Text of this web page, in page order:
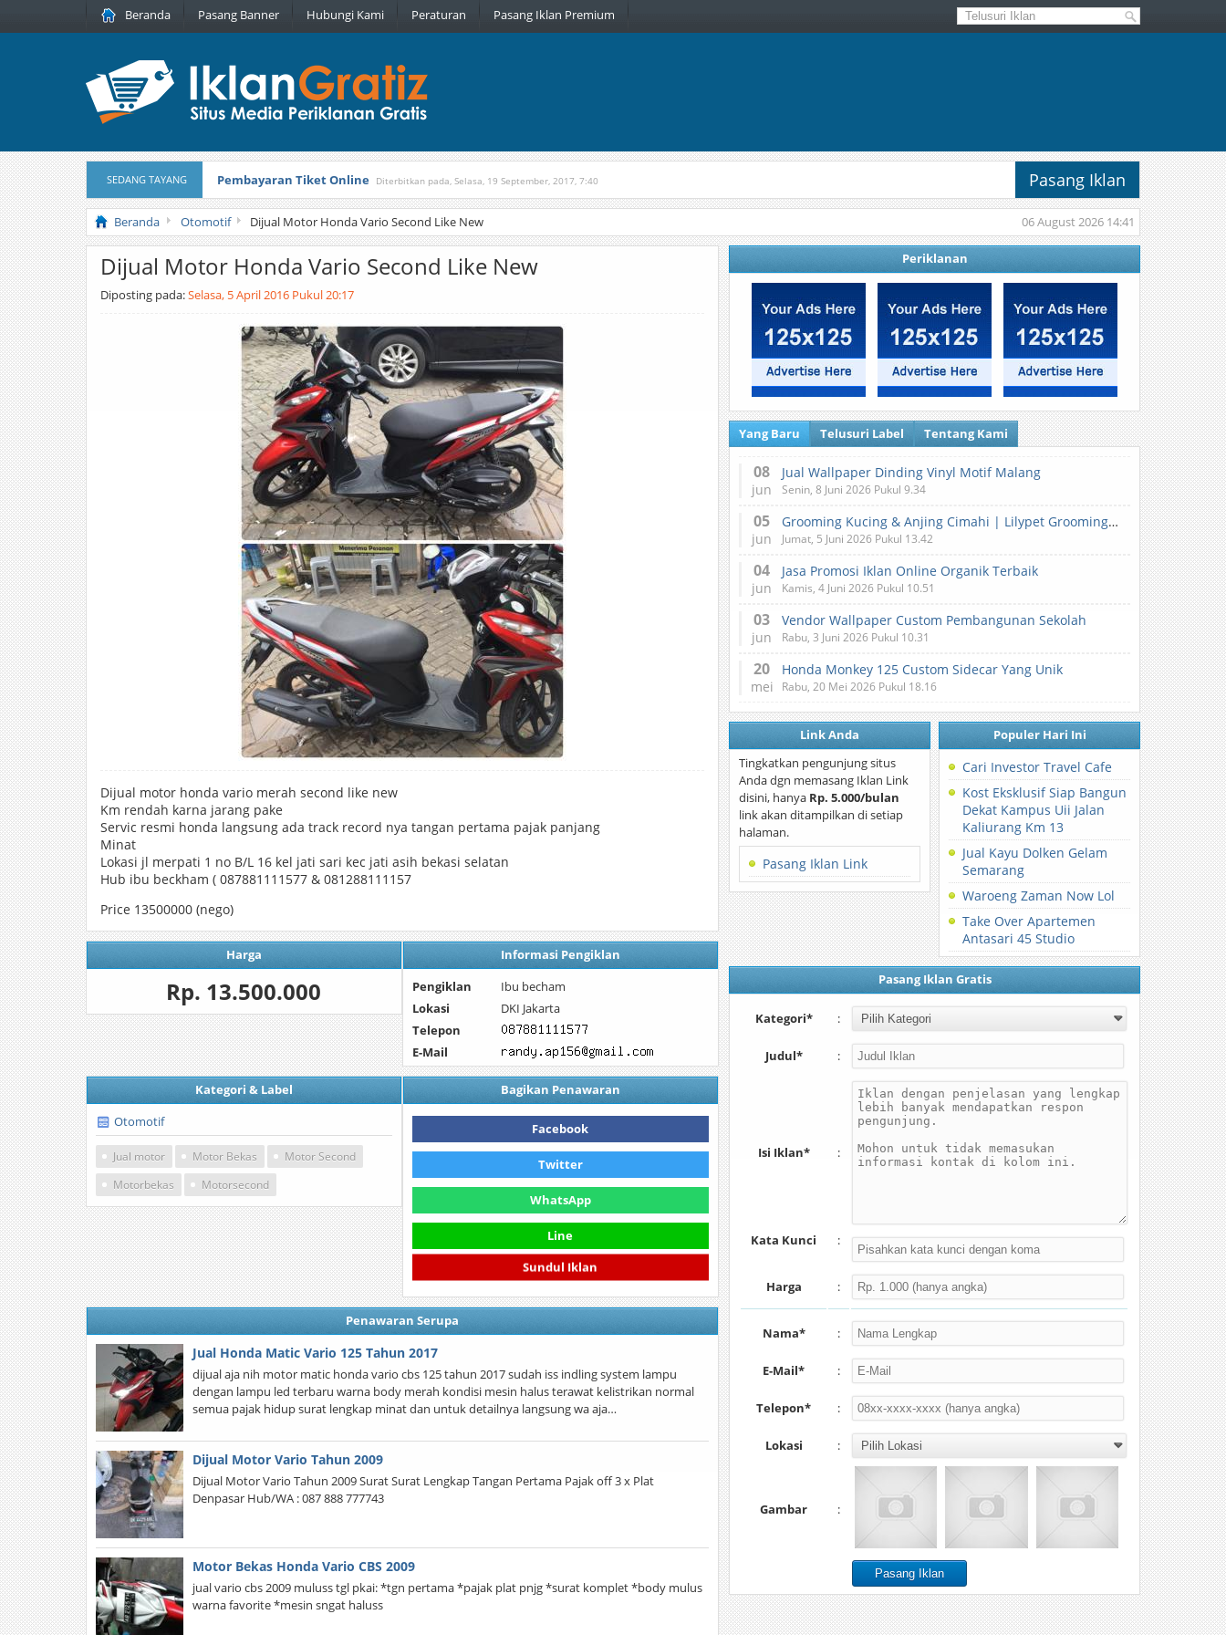
Beranda Pasang Banner Hubungi Kami Peraturan Pasang Iklan Premium
SEDANG TAYANG Pasang Iklan
Pembayaran Tiket Online Diterbitkan pada, Selasa, 19 September, 2017, 7:40
Masker Sprilulina Tiens Diterbitkan pada, Rabu, 6 Januari, 2016, 22:16 06 August 2026 14:41
Beranda Otomotif Dijual Motor Honda Vario Second Like New
Dijual Motor Honda Vario Second Like New
Diposting pada:Selasa, 5 April 2016 Pukul 20:17
Dijual motor honda vario merah second like new
Km rendah karna jarang pake
Servic resmi honda langsung ada track record nya tangan pertama pajak panjang
Minat
Lokasi jl merpati 1 no B/L 16 kel jati sari kec jati asih bekasi selatan
Hub ibu beckham ( 087881111577 & 081288111157
Price 13500000 (nego)
Harga
Rp. 13.500.000
Informasi Pengiklan
Pengiklan
Ibu becham
Lokasi
DKI Jakarta
Telepon
E-Mail
Kategori & Label
Otomotif
Jual motor Motor Bekas
Motor Second
Motorbekas
Motorsecond
Bagikan Penawaran
Facebook
Twitter
WhatsApp
Line
Sundul Iklan
Penawaran Serupa
Jual Honda Matic Vario 125 Tahun 2017
dijual aja nih motor matic honda vario cbs 125 tahun 2017 sudah iss indling system lampu
dengan lampu led terbaru warna body merah kondisi mesin halus terawat kelistrikan normal
semua pajak hidup surat lengkap minat dan untuk detailnya langsung wa aja…
Dijual Motor Vario Tahun 2009
Dijual Motor Vario Tahun 2009 Surat Surat Lengkap Tangan Pertama Pajak off 3 x Plat
Denpasar Hub/WA : 087 888 777743
Motor Bekas Honda Vario CBS 2009
jual vario cbs 2009 muluss tgl pkai: *tgn pertama *pajak plat pnjg *surat komplet *body mulus
warna favorite *mesin sngat haluss
Periklanan
Yang Baru Telusuri Label Tentang Kami
08
jun
Jual Wallpaper Dinding Vinyl Motif Malang
Senin, 8 Juni 2026 Pukul 9.34
05
jun
Grooming Kucing & Anjing Cimahi | Lilypet Grooming & Pet Hotel
Jumat, 5 Juni 2026 Pukul 13.42
04
jun
Jasa Promosi Iklan Online Organik Terbaik
Kamis, 4 Juni 2026 Pukul 10.51
03
jun
Vendor Wallpaper Custom Pembangunan Sekolah
Rabu, 3 Juni 2026 Pukul 10.31
20
mei
Honda Monkey 125 Custom Sidecar Yang Unik
Rabu, 20 Mei 2026 Pukul 18.16
Link Anda
Tingkatkan pengunjung situs
Anda dgn memasang Iklan Link
disini, hanya Rp. 5.000/bulan
link akan ditampilkan di setiap
halaman.
Pasang Iklan Link
Populer Hari Ini
Cari Investor Travel Cafe
Kost Eksklusif Siap Bangun
Dekat Kampus Uii Jalan
Kaliurang Km 13
Jual Kayu Dolken Gelam
Semarang
Waroeng Zaman Now Lol
Take Over Apartemen
Antasari 45 Studio
Pasang Iklan Gratis
Kategori* :
Judul* :
Isi Iklan* :
Kata Kunci :
Harga :
Nama* :
E-Mail* :
Telepon* :
Lokasi :
Gambar :